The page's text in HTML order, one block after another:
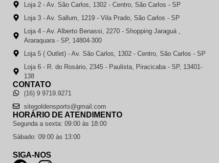
Loja 2 - Av. São Carlos, 1302 - Centro, São Carlos - SP
Loja 3 - Av. Sallum, 1219 - Vila Prado, São Carlos - SP
Loja 4 - Av. Alberto Benassi, 2270 - Shopping Jaraguá ,
Araraquara - SP, 14804-300
Loja 5 ( Outlet) - Av. São Carlos, 1302 - Centro, São Carlos - SP
Loja 6 - R. do Rosário, 2345 - Paulista, Piracicaba - SP, 13401-
138
CONTATO
(16) 9 9719.9271
sitegoldensports@gmail.com
HORÁRIO DE ATENDIMENTO
Segunda a sexta: 09:00 às 18:00
Sábado: 09:00 às 13:00
SIGA-NOS